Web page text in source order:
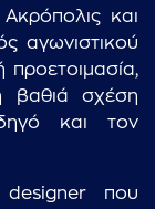
και
αγωνιστικού
προετοιμασία,
βαθιά σχέση
και τον
που